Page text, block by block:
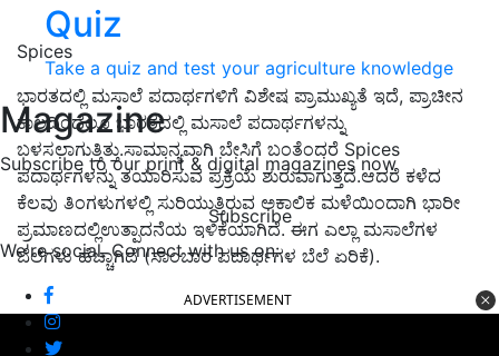
Quiz
Take a quiz and test your agriculture knowledge
Magazine
Subscribe to our print & digital magazines now
Subscribe
We're social. Connect with us on:
Spices
ಭಾರತದಲ್ಲಿ ಮಸಾಲೆ ಪದಾರ್ಥಗಳಿಗೆ ವಿಶೇಷ ಪ್ರಾಮುಖ್ಯತೆ ಇದೆ, ಪ್ರಾಚೀನ
ಕಾಲದಿಂದಲೂ ಭಾರತದಲ್ಲಿ ಮಸಾಲೆ ಪದಾರ್ಥಗಳನ್ನು
ಬಳಸಲಾಗುತ್ತಿತ್ತು.ಸಾಮಾನ್ಯವಾಗಿ ಬೇಸಿಗೆ ಬಂತೆಂದರೆ Spices
ಪದಾರ್ಥಗಳನ್ನು ತಯಾರಿಸುವ ಪ್ರಕ್ರಿಯೆ ಶುರುವಾಗುತ್ತದೆ.ಆದರೆ ಕಳೆದ
ಕೆಲವು ತಿಂಗಳುಗಳಲ್ಲಿ ಸುರಿಯುತ್ತಿರುವ ಅಕಾಲಿಕ ಮಳೆಯಿಂದಾಗಿ ಭಾರೀ
ಪ್ರಮಾಣದಲ್ಲಿಉತ್ಪಾದನೆಯ ಇಳಿಕೆಯಾಗಿದೆ. ಈಗ ಎಲ್ಲಾ ಮಸಾಲೆಗಳ
ಬೆಲೆಗಳು ಹೆಚ್ಚಾಗಿದೆ (ಸಾಂಬಾರ ಪದಾರ್ಥಗಳ ಬೆಲೆ ಏರಿಕೆ).
ADVERTISEMENT